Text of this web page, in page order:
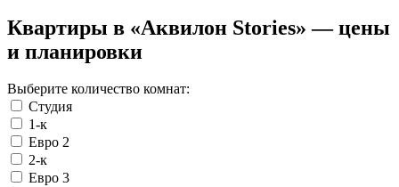
Квартиры в «Аквилон Stories» — цены
и планировки
Выберите количество комнат:
Студия
1-к
Евро 2
2-к
Евро 3